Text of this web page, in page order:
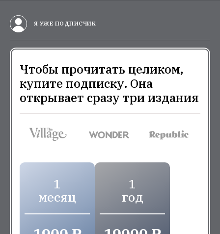
Я УЖЕ ПОДПИСЧИК
Чтобы прочитать целиком,
купите подписку. Она
открывает сразу три издания
1
месяц
1
год